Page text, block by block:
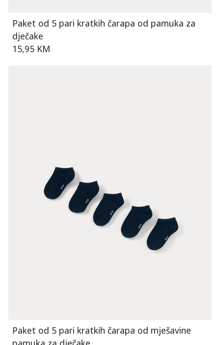
Paket od 5 pari kratkih čarapa od pamuka za
dječake
15,95 KM
Paket od 5 pari kratkih čarapa od mješavine